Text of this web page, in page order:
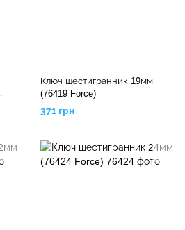
Ключ шестигранник 19мм
(76419 Force)
371 грн